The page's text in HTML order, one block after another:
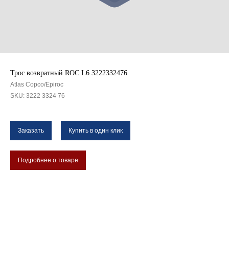
Трос возвратный ROC L6 3222332476
Atlas Copco/Epiroc
SKU: 3222 3324 76
Заказать Купить в один клик
Подробнее о товаре